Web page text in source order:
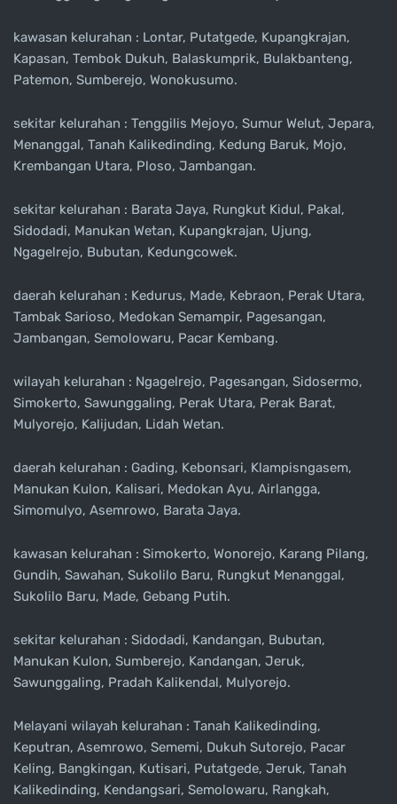
kawasan kelurahan : Lontar, Putatgede, Kupangkrajan,
Kapasan, Tembok Dukuh, Balaskumprik, Bulakbanteng,
Patemon, Sumberejo, Wonokusumo.
sekitar kelurahan : Tenggilis Mejoyo, Sumur Welut, Jepara,
Menanggal, Tanah Kalikedinding, Kedung Baruk, Mojo,
Krembangan Utara, Ploso, Jambangan.
sekitar kelurahan : Barata Jaya, Rungkut Kidul, Pakal,
Sidodadi, Manukan Wetan, Kupangkrajan, Ujung,
Ngagelrejo, Bubutan, Kedungcowek.
daerah kelurahan : Kedurus, Made, Kebraon, Perak Utara,
Tambak Sarioso, Medokan Semampir, Pagesangan,
Jambangan, Semolowaru, Pacar Kembang.
wilayah kelurahan : Ngagelrejo, Pagesangan, Sidosermo,
Simokerto, Sawunggaling, Perak Utara, Perak Barat,
Mulyorejo, Kalijudan, Lidah Wetan.
daerah kelurahan : Gading, Kebonsari, Klampisngasem,
Manukan Kulon, Kalisari, Medokan Ayu, Airlangga,
Simomulyo, Asemrowo, Barata Jaya.
kawasan kelurahan : Simokerto, Wonorejo, Karang Pilang,
Gundih, Sawahan, Sukolilo Baru, Rungkut Menanggal,
Sukolilo Baru, Made, Gebang Putih.
sekitar kelurahan : Sidodadi, Kandangan, Bubutan,
Manukan Kulon, Sumberejo, Kandangan, Jeruk,
Sawunggaling, Pradah Kalikendal, Mulyorejo.
Melayani wilayah kelurahan : Tanah Kalikedinding,
Keputran, Asemrowo, Sememi, Dukuh Sutorejo, Pacar
Keling, Bangkingan, Kutisari, Putatgede, Jeruk, Tanah
Kalikedinding, Kendangsari, Semolowaru, Rangkah,